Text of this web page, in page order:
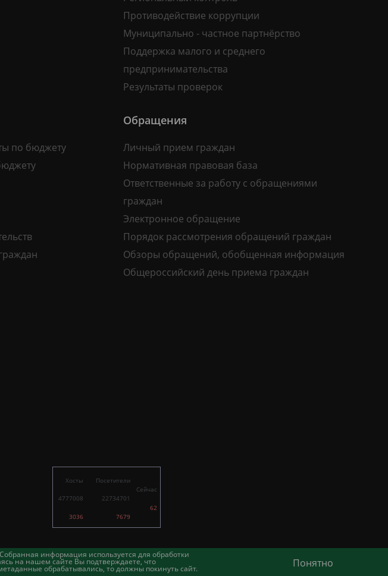
информация используется для обработки
на нашем сайте Вы подтверждаете, что
обрабатывались, то должны покинуть сайт. Понятно
Противодействие коррупции
Муниципально - частное партнёрство
Поддержка малого и среднего
предпринимательства
Результаты проверок
по бюджету
Обращения
Личный прием граждан
Нормативная правовая база
Ответственные за работу с обращениями
граждан
Электронное обращение
Порядок рассмотрения обращений граждан
Обзоры обращений, обобщенная информация
Общероссийский день приема граждан
Хосты
4777008
3036
Посетители
22734701
7679
Сейчас
62